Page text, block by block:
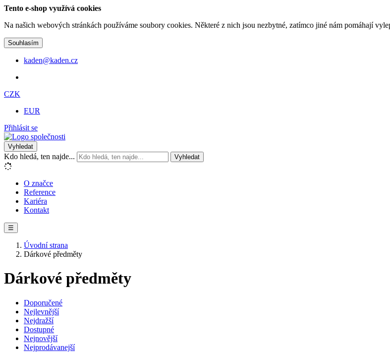
Tento e-shop využívá cookies
Na našich webových stránkách používáme soubory cookies. Některé z nich jsou nezbytné, zatímco jiné nám pomáhají
Souhlasím
kaden@kaden.cz
CZK
EUR
Přihlásit se
Vyhledat
Kdo hledá, ten najde... Vyhledat
O značce
Reference
Kariéra
Kontakt
☰
Úvodní strana
Dárkové předměty
Dárkové předměty
Doporučené
Nejlevnější
Nejdražší
Dostupné
Nejnovější
Nejprodávanejší